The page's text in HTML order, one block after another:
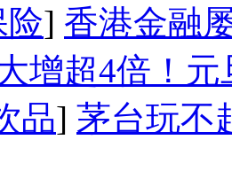
险] 香港金融
增超4倍！
品] 茅台玩不